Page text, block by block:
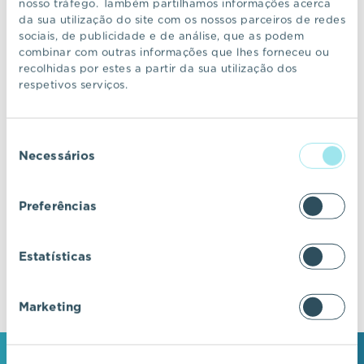
nosso tráfego. Também partilhamos informações acerca
da sua utilização do site com os nossos parceiros de redes
sociais, de publicidade e de análise, que as podem
combinar com outras informações que lhes forneceu ou
recolhidas por estes a partir da sua utilização dos
respetivos serviços.
deNecessários
Preferências
Estatísticas
Marketing
CONTINUAR A NAVEGAR
Descubra ecossistemas residenciais de
excelência, onde o design e a arquitetura se
fundem com a inovação e a sustentabilidade.